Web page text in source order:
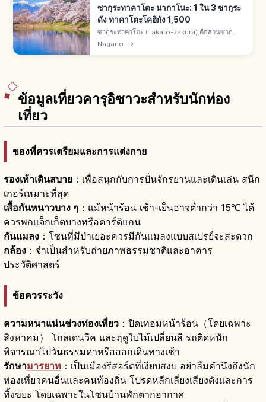
ซากุระทาคาโตะ นากาโนะ: 1 ใน 3 ซากุระ
ดัง ทาคาโตะโคฮิกัง 1,500
ซากุระทาคาโตะ (Takato-zakura) คือสวนซาก
ปราสาททาคาโตะเมืองอีนะ จ.นากาโนะ 1 ใน 3 จุด
ชมซากุระดังของญี่ปุ่นกับฮิโรซากิ-โยชิโนยามะ ทา
Nagano →
ข้อมูลเที่ยวคารุอิซาวะสำหรับนักท่อง
เที่ยว
ของที่ควรเตรียมและการแต่งกาย
รองเท้าเดินสบาย ：เพื่อสนุกกับการปั่นจักรยานและเดินเล่น สนีก
เกอร์เหมาะที่สุด
เสื้อกันหนาวบาง ๆ ：แม้หน้าร้อน เช้า-เย็นอาจต่ำกว่า 15℃ ได้
ควรพกแจ็กเก็ตบางหรือคาร์ดิแกน
กันแมลง ：โซนที่มีป่าเยอะควรมีกันแมลงแบบสเปรย์จะสะดวก
กล้อง ：จำเป็นสำหรับถ่ายภาพธรรมชาติและอาคาร
ประวัติศาสตร์
ข้อควรระวัง
ความหนาแน่นช่วงท่องเที่ยว ：ปิดเทอมหน้าร้อน（โดยเฉพาะ
สิงหาคม） โกลเดนวีค และฤดูใบไม้เปลี่ยนสี รถติดหนัก
พิจารณาไปวันธรรมดาหรือออกเดินทางเช้า
รักษามารยาท ：เป็นเมืองรีสอร์ตที่เงียบสงบ อย่าลืมคำนึงถึงนัก
ท่องเที่ยวคนอื่นและคนท้องถิ่น โปรดหลีกเลี่ยงเสียงดังและการ
ทิ้งขยะ โดยเฉพาะในโซนบ้านพักตากอากาศ